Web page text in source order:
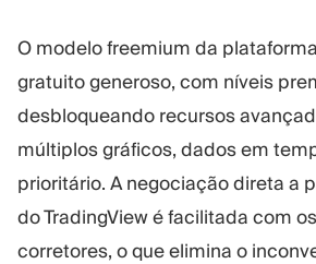
O modelo freemium da
gratuito generoso, com níveis
desbloqueando recursos
múltiplos gráficos, dados em
prioritário. A negociação direta a
do TradingView é facilitada com
corretores, o que elimina o